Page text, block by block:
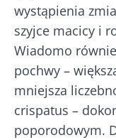
wystąpienia
szyjce macicy i
Wiadomo
pochwy –
mniejsza
crispatus –
poporodowym.